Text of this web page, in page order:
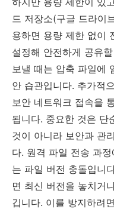
드 저장소(구글 드라이
용하면 용량 제한 없이
설정해 안전하게 공유
보낼 때는 압축 파일에
안 습관입니다. 추가적
보안 네트워크 접속을
됩니다. 중요한 것은 단
것이 아니라 보안과 관
다. 원격 파일 전송 과
는 파일 버전 충돌입니
면 최신 버전을 놓치거
깁니다. 이를 방지하려